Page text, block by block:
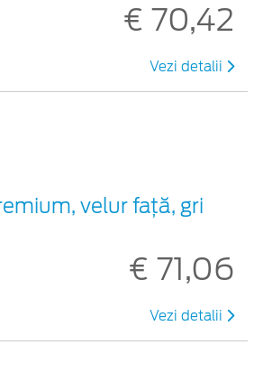
€ 70,42
Vezi detalii
velur faţă, gri
€ 71,06
Vezi detalii